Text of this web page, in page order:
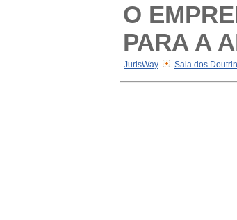
O
PARA A
JurisWay Sala dos